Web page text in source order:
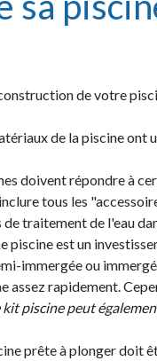
de votre
de la piscine ont
doivent répondre à
tous les
traitement de l'eau
piscine est un
immergée ou
assez rapidement.
kit piscine peut
prête à plonger doit